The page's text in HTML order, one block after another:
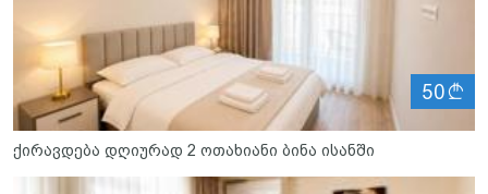
50
ქირავდება დღიურად 2 ოთახიანი ბინა ისანში